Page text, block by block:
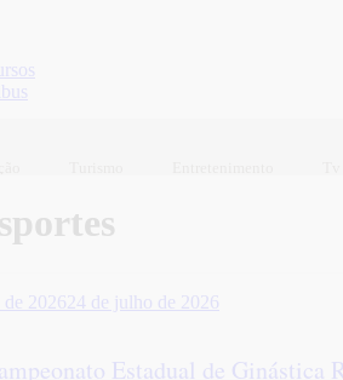
de 2026 24 de julho de 2026
Estadual de Ginástica